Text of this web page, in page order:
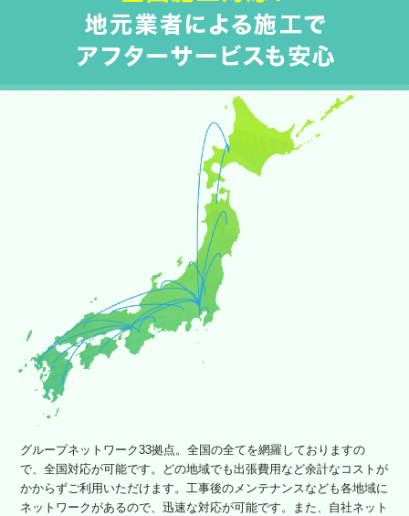
グループネットワーク33拠点。全国の全てを網羅しておりますの
で、全国対応が可能です。どの地域でも出張費用など余計なコストが
かからずご利用いただけます。工事後のメンテナンスなども各地域に
ネットワークがあるので、迅速な対応が可能です。また、自社ネット